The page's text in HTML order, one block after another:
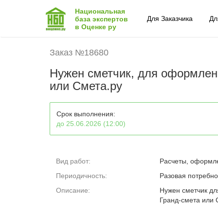
Национальная
база экспертов
в Оценке ру
Для Заказчика
Заказ №18680
Нужен сметчик, для
или Смета.ру
Срок выполнения:
до 25.06.2026 (12:00)
Вид работ:
Расчеты,
Периодичность:
Разовая
Описание:
Нужен сметчик
Гранд-смета или